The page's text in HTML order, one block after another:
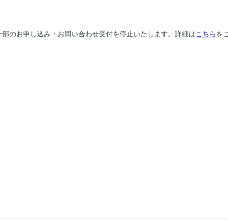
のお申し込み・お問い合わせ受付を停止いたします。詳細はこちらを